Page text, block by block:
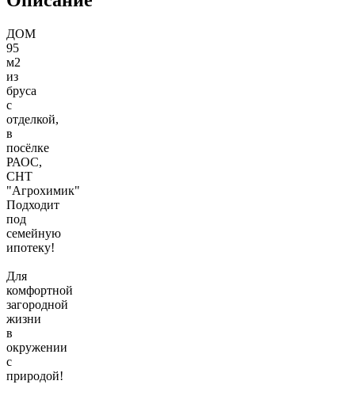
ДОМ
95
м2
из
бруса
с
отделкой,
в
посёлке
РАОС,
СНТ
"Агрохимик"
Подходит
под
семейную
ипотеку!
Для
комфортной
загородной
жизни
в
окружении
с
природой!